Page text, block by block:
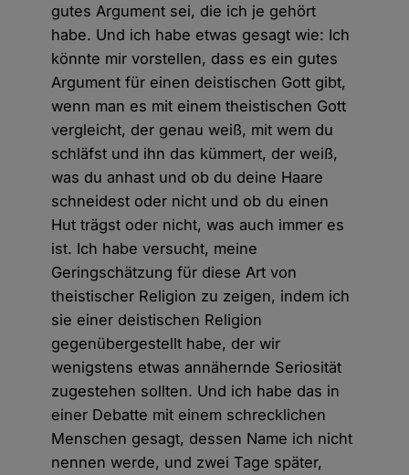
gutes Argument sei, die ich je gehört
habe. Und ich habe etwas gesagt wie: Ich
könnte mir vorstellen, dass es ein gutes
Argument für einen deistischen Gott gibt,
wenn man es mit einem theistischen Gott
vergleicht, der genau weiß, mit wem du
schläfst und ihn das kümmert, der weiß,
was du anhast und ob du deine Haare
schneidest oder nicht und ob du einen
Hut trägst oder nicht, was auch immer es
ist. Ich habe versucht, meine
Geringschätzung für diese Art von
theistischer Religion zu zeigen, indem ich
sie einer deistischen Religion
gegenübergestellt habe, der wir
wenigstens etwas annähernde Seriosität
zugestehen sollten. Und ich habe das in
einer Debatte mit einem schrecklichen
Menschen gesagt, dessen Name ich nicht
nennen werde, und zwei Tage später,